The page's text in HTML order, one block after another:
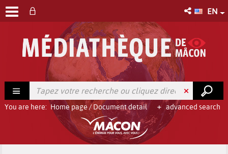
EN
advanced search
You are here: Home page/Document detail